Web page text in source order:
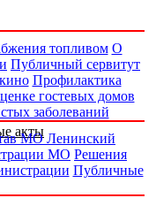
топливом О
Публичный сервитут
Профилактика
гостевых домов
заболеваний
акты
МО Ленинский
МО Решения
Публичные